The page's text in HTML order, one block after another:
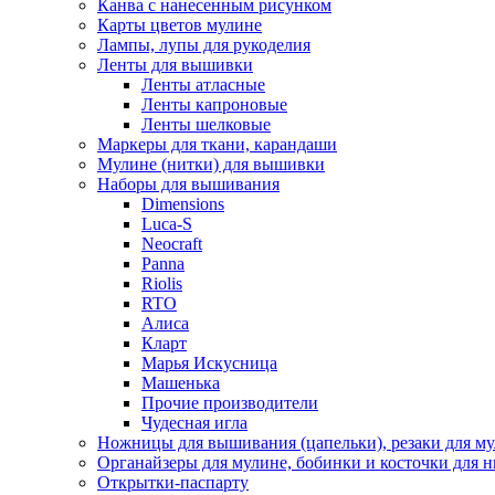
Канва с нанесенным рисунком
Карты цветов мулине
Лампы, лупы для рукоделия
Ленты для вышивки
Ленты атласные
Ленты капроновые
Ленты шелковые
Маркеры для ткани, карандаши
Мулине (нитки) для вышивки
Наборы для вышивания
Dimensions
Luca-S
Neocraft
Panna
Riolis
RTO
Алиса
Кларт
Марья Искусница
Машенька
Прочие производители
Чудесная игла
Ножницы для вышивания (цапельки), резаки для
Органайзеры для мулине, бобинки и косточки для
Открытки-паспарту